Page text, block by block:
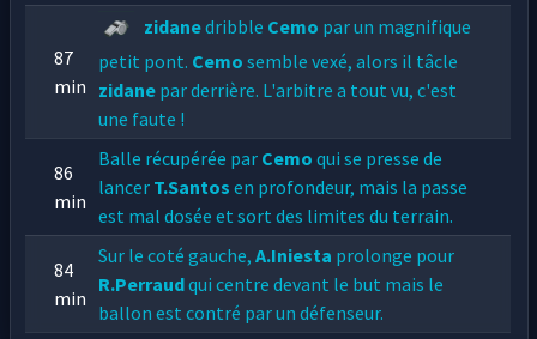
87
min
zidanedribble Cemo par un magnifique
petit pont. Cemo semble vexé, alors il tâcle
zidane par derrière. L'arbitre a tout vu, c'est
une faute !
86
min
Balle récupérée par Cemo qui se presse de
lancer T.Santos en profondeur, mais la passe
est mal dosée et sort des limites du terrain.
84
min
Sur le coté gauche,A.Iniesta prolonge pour
R.Perraudqui centre devant le but mais le
ballon est contré par un défenseur.